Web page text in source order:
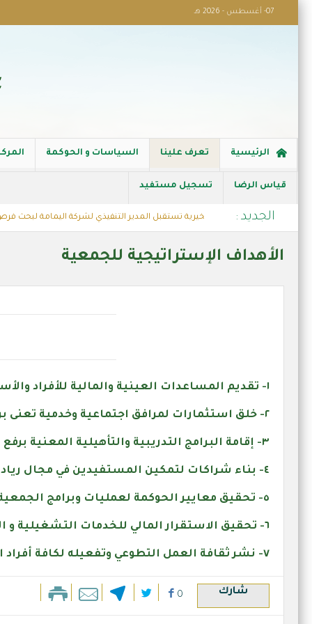
07- أغسطس - 2026 هـ
الرئيسية تعرف علينا السياسات و الحوكمة
قياس الرضا تسجيل مستفيد
الجديد :
جمعية النابية الخيرية تستقبل المدير التنفيذي لشركة اليمامة لبحث فرص
الأهداف الإستراتيجية للجمعية
١- تقديم المساعدات العينية والمالية للأفراد والأسر ذوي الحاجة من فئات المجتمع.
٢- خلق استثمارات لمرافق اجتماعية وخدمية تعنى برعاية وتنمية المستفيدين
٣- إقامة البرامج التدريبية والتأهيلية المعنية برفع الاكتفاء الذاتي عن الخدمات الرعوية للمستفيدين .
٤- بناء شراكات لتمكين المستفيدين في مجال ريادة الأعمال .
٥- تحقيق معايير الحوكمة لعمليات وبرامج الجمعية الداخلية و الخارجية .
٦- تحقيق الاستقرار المالي للخدمات التشغيلية و الرعوية لمستفيدي الجمعية .
٧- نشر ثقافة العمل التطوعي وتفعيله لكافة أفراد المجتمع.
شارك 0